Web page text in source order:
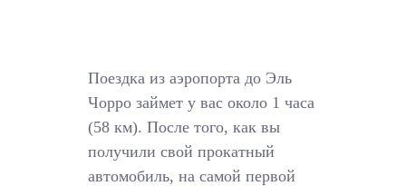
Поездка из аэропорта до Эль
Чорро займет у вас около 1 часа
(58 км). После того, как вы
получили свой прокатный
автомобиль, на самой первой